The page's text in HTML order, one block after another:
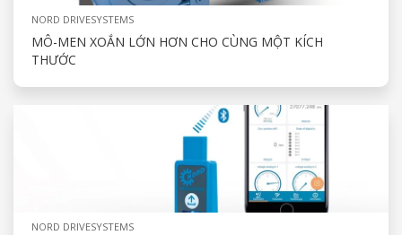
NORD DRIVESYSTEMS
MÔ-MEN XOẮN LỚN HƠN CHO CÙNG MỘT KÍCH
THƯỚC
NORD DRIVESYSTEMS